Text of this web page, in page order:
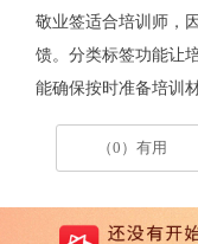
敬业签适合培训师，
馈。分类标签功能让
能确保按时准备培训
（0）有用